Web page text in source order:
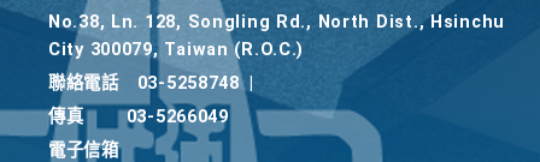
No.38, Ln. 128, Songling Rd., North Dist., Hsinchu
City 300079, Taiwan (R.O.C.)
聯絡電話
03-5258748
傳真
03-5266049
電子信箱